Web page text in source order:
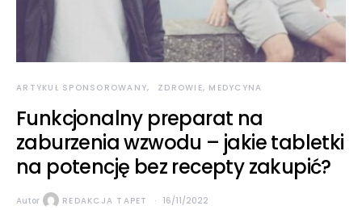
ARTYKUŁ SPONSOROWANY ZDROWIE, MEDYCYNA
Funkcjonalny preparat na
zaburzenia wzwodu – jakie tabletki
na potencję bez recepty zakupić?
Autor REDAKCJA TAPET 16/11/2022